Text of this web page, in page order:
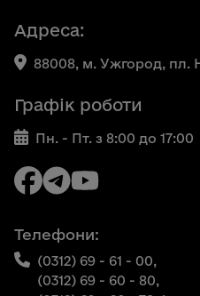
Адреса:
88008, м. Ужгород, пл.
Графік роботи
Пн. - Пт. з 8:00 до 17:00
Телефони:
(0312) 69 - 61 - 00,
(0312) 69 - 60 - 80,